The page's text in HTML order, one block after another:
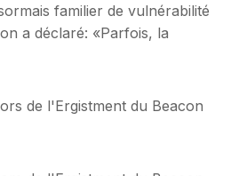
familier de vulnérabilité
a déclaré: «Parfois, la
de l'Ergistment du Beacon